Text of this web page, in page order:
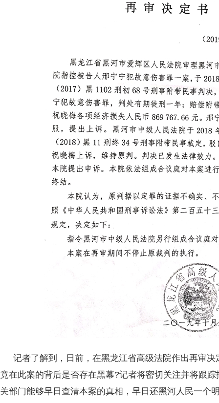
记者了解到，日前，在黑龙江省高级法院作出再审
竟在此案的背后是否存在黑幕?记者将密切关注并将跟
关部门能够早日查清本案的真相，早日还黑河人民一个